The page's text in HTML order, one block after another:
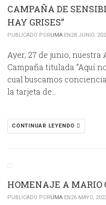
CAMPAÑA DE
HAY GRISES”
PUBLICADO PORUMA EN28 JUNIO,
Ayer, 27 de junio,
Campaña titulada “Aquí
cual buscamos
la tarjeta de…
CONTINUAR LEYENDO
HOMENAJE A MARIO
PUBLICADO PORUMA EN26 MAYO,